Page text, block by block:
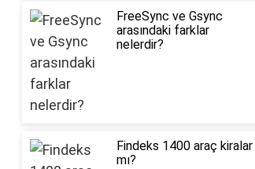
FreeSync ve Gsync
arasındaki farklar
nelerdir?
Findeks 1400 araç kiralar
mı?